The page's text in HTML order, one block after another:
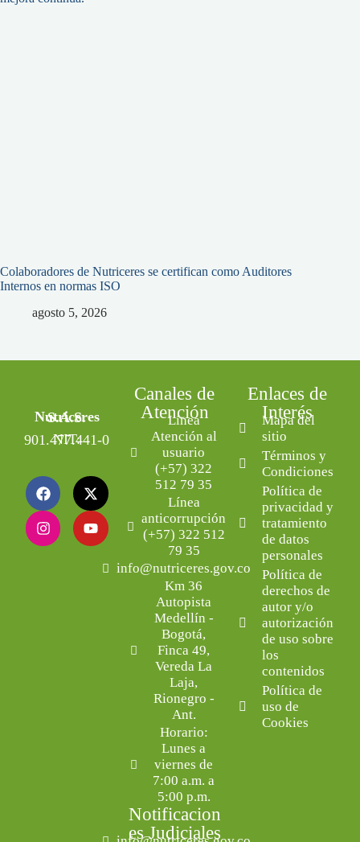
Colaboradores de Nutriceres se certifican como Auditores
Internos en normas ISO
agosto 5, 2026
Nutriceres S.A.S.
NIT: 901.477.441-0
Canales de
Atención
Línea
Atención al
usuario
(+57) 322
512 79 35
Línea
anticorrupción
(+57) 322 512
79 35
info@nutriceres.gov.co
Km 36
Autopista
Medellín -
Bogotá,
Finca 49,
Vereda La
Laja,
Rionegro -
Ant.
Horario:
Lunes a
viernes de
7:00 a.m. a
5:00 p.m.
Notificacion
es Judiciales
Enlaces de
Interés
Mapa del
sitio
Términos y
Condiciones
Política de
privacidad y
tratamiento
de datos
personales
Política de
derechos de
autor y/o
autorización
de uso sobre
los
contenidos
Política de
uso de
Cookies